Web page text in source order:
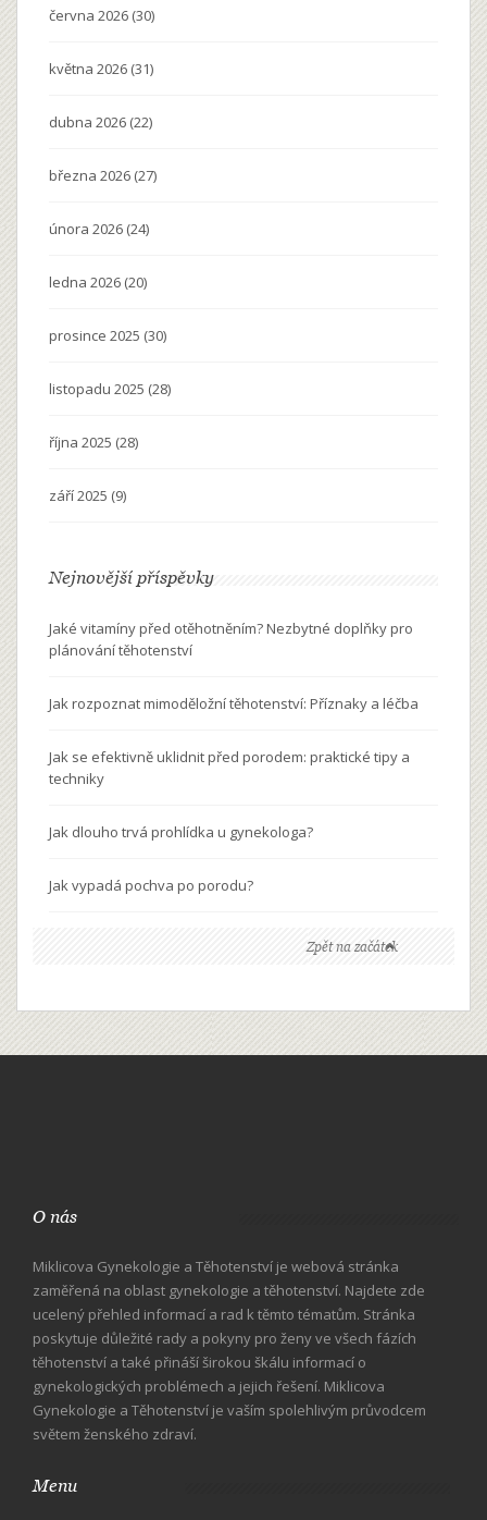
června 2026 (30)
května 2026 (31)
dubna 2026 (22)
března 2026 (27)
února 2026 (24)
ledna 2026 (20)
prosince 2025 (30)
listopadu 2025 (28)
října 2025 (28)
září 2025 (9)
Nejnovější příspěvky
Jaké vitamíny před otěhotněním? Nezbytné doplňky pro
plánování těhotenství
Jak rozpoznat mimoděložní těhotenství: Příznaky a léčba
Jak se efektivně uklidnit před porodem: praktické tipy a
techniky
Jak dlouho trvá prohlídka u gynekologa?
Jak vypadá pochva po porodu?
Zpět na začátek
O nás
Miklicova Gynekologie a Těhotenství je webová stránka
zaměřená na oblast gynekologie a těhotenství. Najdete zde
ucelený přehled informací a rad k těmto tématům. Stránka
poskytuje důležité rady a pokyny pro ženy ve všech fázích
těhotenství a také přináší širokou škálu informací o
gynekologických problémech a jejich řešení. Miklicova
Gynekologie a Těhotenství je vaším spolehlivým průvodcem
světem ženského zdraví.
Menu